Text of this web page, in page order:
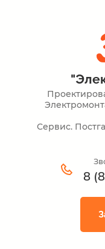
Сервис.
8